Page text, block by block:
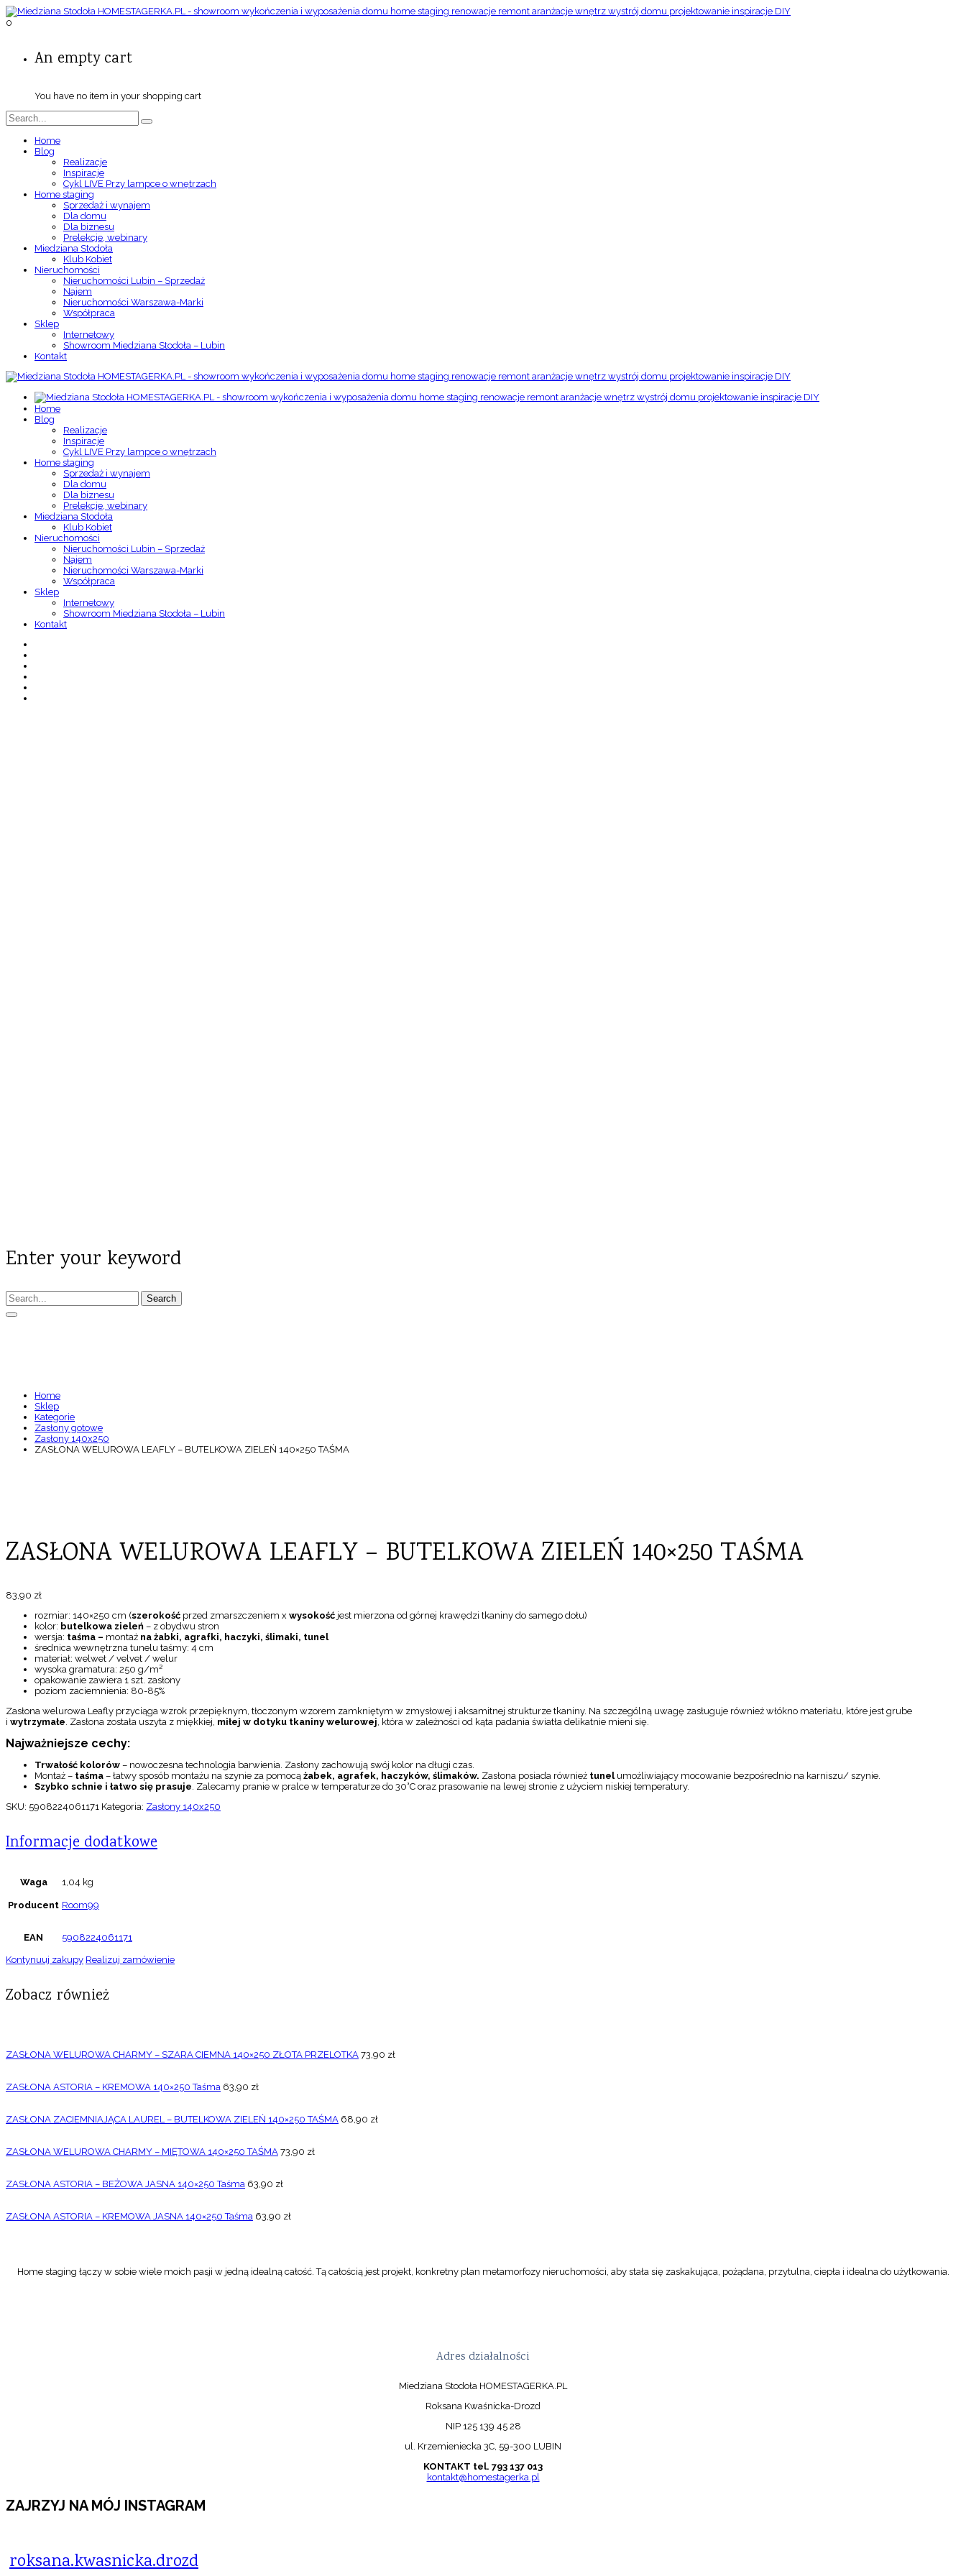
0
An empty cart
You have no item in your shopping cart
Home
Blog
Realizacje
Inspiracje
Cykl LIVE Przy lampce o wnętrzach
Home staging
Sprzedaż i wynajem
Dla domu
Dla biznesu
Prelekcje, webinary
Miedziana Stodoła
Klub Kobiet
Nieruchomości
Nieruchomości Lubin – Sprzedaż
Najem
Nieruchomości Warszawa-Marki
Współpraca
Sklep
Internetowy
Showroom Miedziana Stodoła – Lubin
Kontakt
Home
Blog
Realizacje
Inspiracje
Cykl LIVE Przy lampce o wnętrzach
Home staging
Sprzedaż i wynajem
Dla domu
Dla biznesu
Prelekcje, webinary
Miedziana Stodoła
Klub Kobiet
Nieruchomości
Nieruchomości Lubin – Sprzedaż
Najem
Nieruchomości Warszawa-Marki
Współpraca
Sklep
Internetowy
Showroom Miedziana Stodoła – Lubin
Kontakt
Enter your keyword
Search
Home
Sklep
Kategorie
Zasłony gotowe
Zasłony 140x250
ZASŁONA WELUROWA LEAFLY – BUTELKOWA ZIELEŃ 140×250 TAŚMA
ZASŁONA WELUROWA LEAFLY – BUTELKOWA ZIELEŃ 140×250 TAŚMA
83,90 zł
rozmiar: 140×250 cm (szerokość przed zmarszczeniem x wysokość jest mierzona od górnej krawędzi tkaniny do samego dołu)
kolor: butelkowa zieleń – z obydwu stron
wersja: taśma – montaż na żabki, agrafki, haczyki, ślimaki, tunel
średnica wewnętrzna tunelu taśmy: 4 cm
materiał: welwet / velvet / welur
wysoka gramatura: 250 g/m²
opakowanie zawiera 1 szt. zasłony
poziom zaciemnienia: 80-85%
Zasłona welurowa Leafly przyciąga wzrok przepięknym, tłoczonym wzorem zamkniętym w zmysłowej i aksamitnej strukturze tkaniny. Na szczególną uwagę zasługuje również włókno materiału, które jest grube
i wytrzymałe. Zasłona została uszyta z miękkiej, miłej w dotyku tkaniny welurowej, która w zależności od kąta padania światła delikatnie mieni się.
Najważniejsze cechy:
Trwałość kolorów – nowoczesna technologia barwienia. Zasłony zachowują swój kolor na długi czas.
Montaż – taśma – łatwy sposób montażu na szynie za pomocą żabek, agrafek, haczyków, ślimaków. Zasłona posiada również tunelumożliwiający mocowanie bezpośrednio na karniszu/ szynie.
Szybko schnie i łatwo się prasuje. Zalecamy pranie w pralce w temperaturze do 30°C oraz prasowanie na lewej stronie z użyciem niskiej temperatury.
SKU: 5908224061171 Kategoria: Zasłony 140x250
Informacje dodatkowe
Waga 1,04 kg
Producent Room99
EAN 5908224061171
Kontynuuj zakupy Realizuj zamówienie
Zobacz również
ZASŁONA WELUROWA CHARMY – SZARA CIEMNA 140×250 ZŁOTA PRZELOTKA 73,90 zł
ZASŁONA ASTORIA – KREMOWA 140×250 Taśma 63,90 zł
ZASŁONA ZACIEMNIAJĄCA LAUREL – BUTELKOWA ZIELEŃ 140×250 TAŚMA 68,90 zł
ZASŁONA WELUROWA CHARMY – MIĘTOWA 140×250 TAŚMA 73,90 zł
ZASŁONA ASTORIA – BEŻOWA JASNA 140×250 Taśma 63,90 zł
ZASŁONA ASTORIA – KREMOWA JASNA 140×250 Taśma 63,90 zł
Home staging łączy w sobie wiele moich pasji w jedną idealną całość. Tą całością jest projekt, konkretny plan metamorfozy nieruchomości, aby stała się zaskakująca, pożądana, przytulna, ciepła i idealna do użytkowania.
Adres działalności
Miedziana Stodoła HOMESTAGERKA.PL
Roksana Kwaśnicka-Drozd
NIP 125 139 45 28
ul. Krzemieniecka 3C, 59-300 LUBIN
KONTAKT tel. 793 137 013
kontakt@homestagerka.pl
ZAJRZYJ NA MÓJ INSTAGRAM
roksana.kwasnicka.drozd